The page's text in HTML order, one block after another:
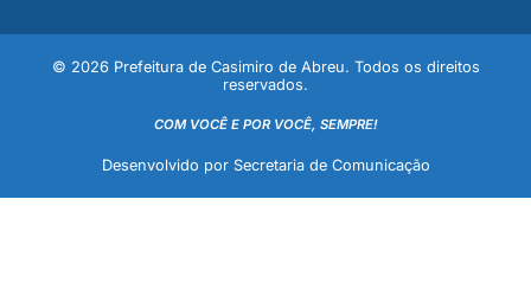
© 2026 Prefeitura de Casimiro de Abreu. Todos os direitos
reservados.
COM VOCÊ E POR VOCÊ, SEMPRE!
Desenvolvido por Secretaria de Comunicação